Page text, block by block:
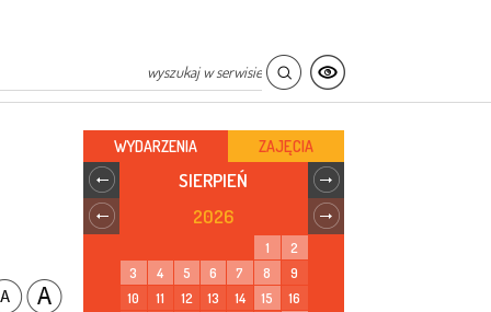
WYDARZENIA ZAJĘCIA
SIERPIEŃ
2026
1
2
3
4 5 6 7 8
9
10
11 12 13 14 15
16